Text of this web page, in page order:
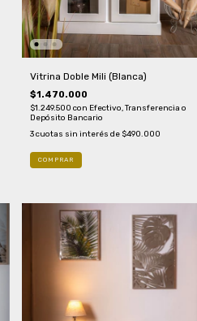
Vitrina Doble Mili (Blanca)
$1.470.000
$1.249.500 con Efectivo, Transferencia o
Depósito Bancario
3 cuotas sin interés de $490.000